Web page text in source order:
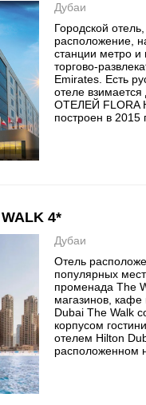
Дубаи
Городской
расположение,
станции метро и
торгово-
Emirates. Есть
отеле
ОТЕЛЕЙ FLORA
построен в 2015
4*
Дубаи
Отель
популярных
променада The
магазинов, кафе
Dubai The Walk
корпусом
отелем Hilton
расположенном